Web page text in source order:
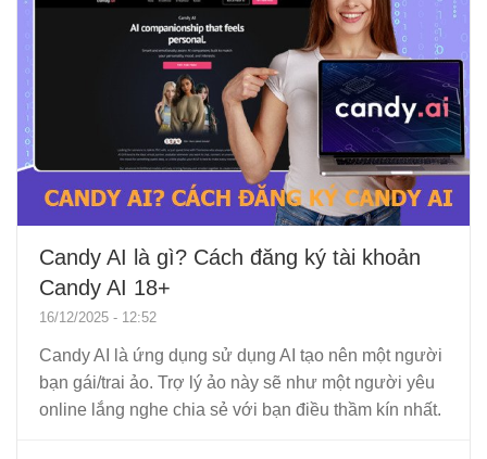
Candy AI là gì? Cách đăng ký tài khoản
Candy AI 18+
16/12/2025 - 12:52
Candy AI là ứng dụng sử dụng AI tạo nên một người
bạn gái/trai ảo. Trợ lý ảo này sẽ như một người yêu
online lắng nghe chia sẻ với bạn điều thầm kín nhất.